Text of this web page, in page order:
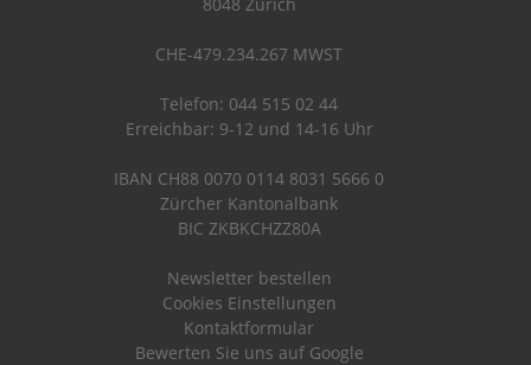
CHE-479.234.267 MWST
Telefon: 044 515 02 44
Erreichbar: 9-12 und 14-16 Uhr
IBAN CH88 0070 0114 8031 5666 0
Zürcher Kantonalbank
BIC ZKBKCHZZ80A
Newsletter bestellen
Cookies Einstellungen
Kontaktformular
Bewerten Sie uns auf Google